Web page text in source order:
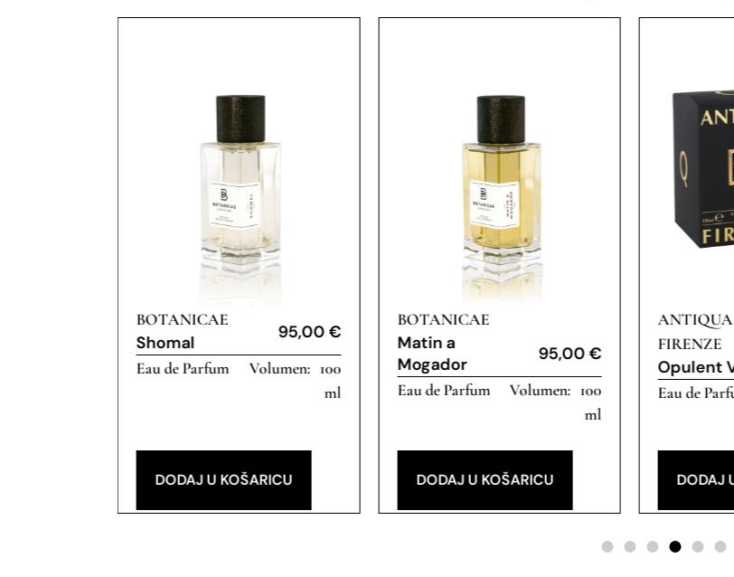
BOTANICAE
Shomal 95,00 €
Eau de Parfum
100
ml
DODAJ U KOŠARICU
BOTANICAE
Matin a
Mogador
95,00€
Eau de Parfum
100
ml
DODAJ U KOŠARICU
ANTIQUA
FIRENZE
Opulent
Eau de
DODAJ